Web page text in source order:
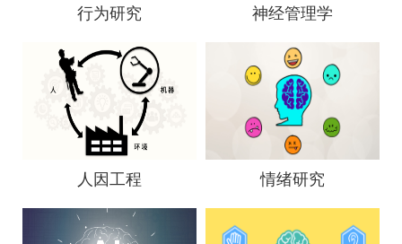
行为研究 神经管理学
人因工程 情绪研究